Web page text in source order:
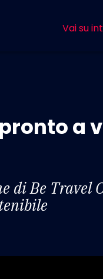
Vai su
a
di Be Travel